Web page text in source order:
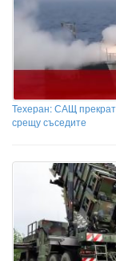
Техеран: САЩ
срещу съседите